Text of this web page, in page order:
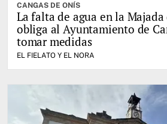
CANGAS DE ONÍS
La falta de agua en la
obliga al Ayuntamiento de
tomar medidas
EL FIELATO Y EL NORA